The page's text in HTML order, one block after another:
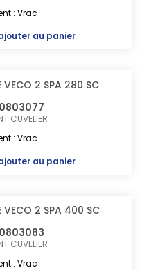
: Vrac
au panier
VECO 2 SPA 280 SC
CUVELIER
: Vrac
au panier
VECO 2 SPA 400 SC
CUVELIER
: Vrac